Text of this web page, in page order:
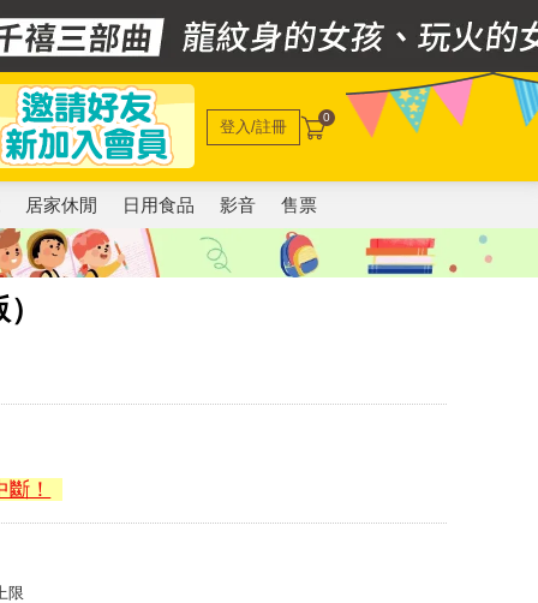
登入/註冊 0
居家休閒 日用食品 影音 售票
！
限